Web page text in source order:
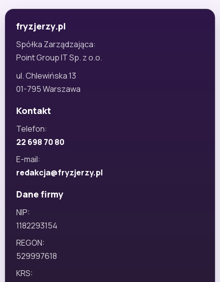
fryzjerzy.pl
Spółka Zarządzająca:
Point Group IT Sp. z o.o.
ul. Chlewińska 13
01-795 Warszawa
Kontakt
Telefon:
22 698 70 80
E-mail:
redakcja@fryzjerzy.pl
Dane firmy
NIP:
1182293154
REGON:
529997618
KRS: